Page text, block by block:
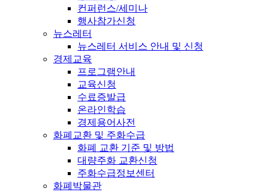
컨퍼런스/세미나
행사참가신청
뉴스레터
뉴스레터 서비스 안내 및 신청
경제교육
프로그램안내
교육신청
수료증발급
온라인학습
경제용어사전
화폐교환 및 주화수급
화폐 교환 기준 및 방법
대량주화 교환신청
주화수급정보센터
화폐박물관